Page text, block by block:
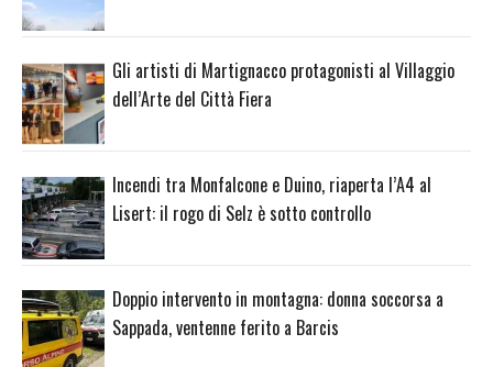
Gli artisti di Martignacco protagonisti al Villaggio
dell’Arte del Città Fiera
Incendi tra Monfalcone e Duino, riaperta l’A4 al
Lisert: il rogo di Selz è sotto controllo
Doppio intervento in montagna: donna soccorsa a
Sappada, ventenne ferito a Barcis